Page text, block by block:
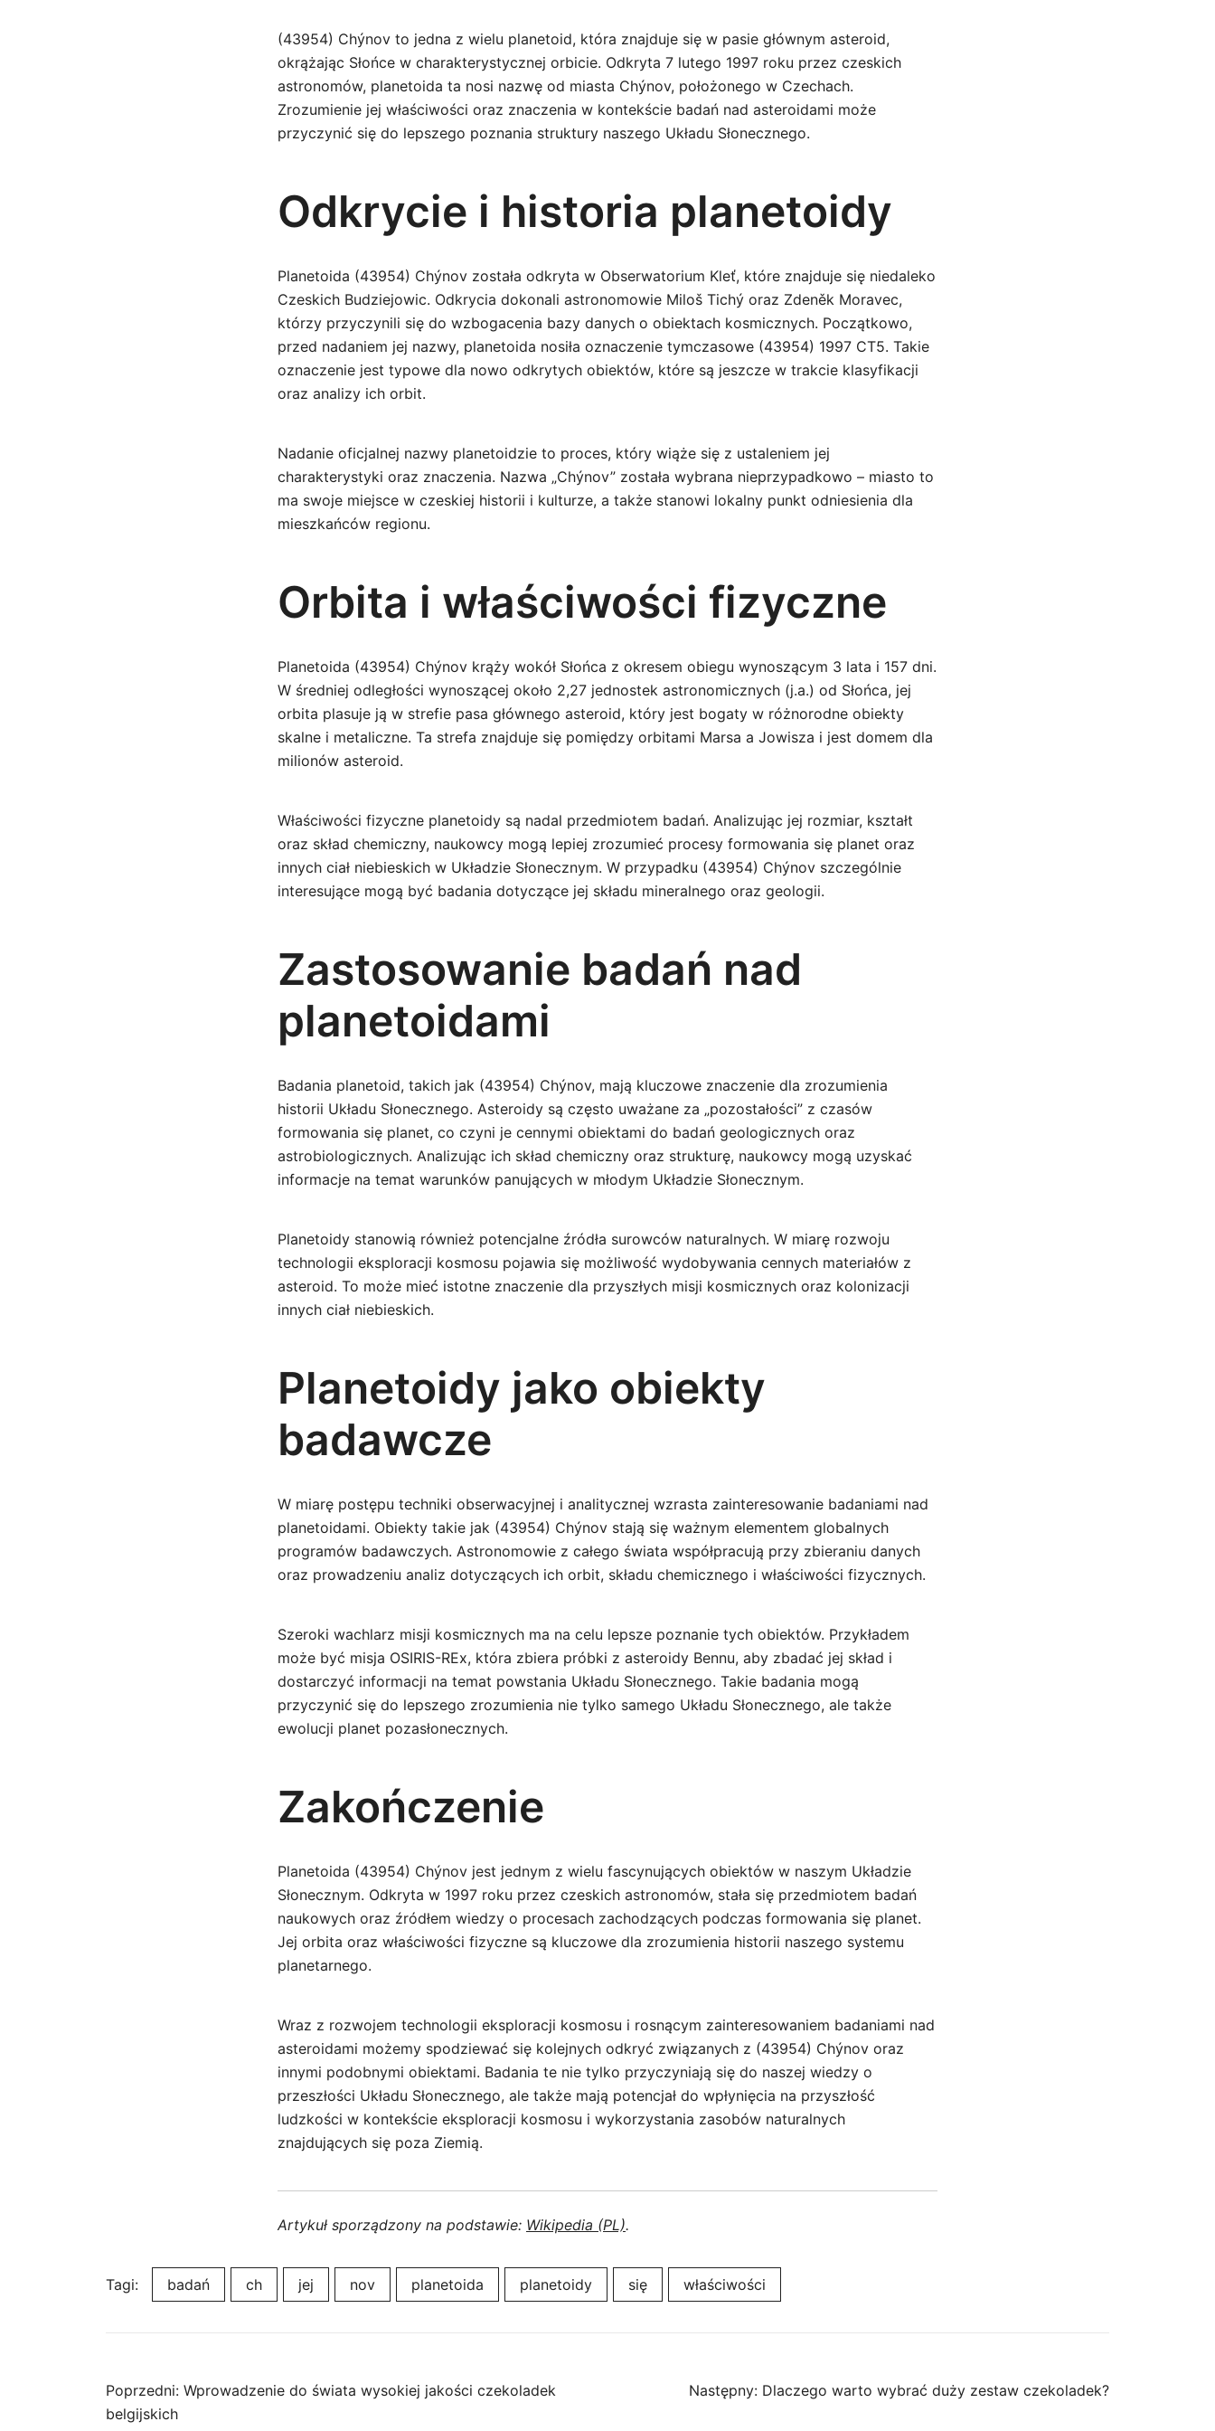
(43954) Chýnov to jedna z wielu planetoid, która znajduje się w pasie głównym asteroid,
okrążając Słońce w charakterystycznej orbicie. Odkryta 7 lutego 1997 roku przez czeskich
astronomów, planetoida ta nosi nazwę od miasta Chýnov, położonego w Czechach.
Zrozumienie jej właściwości oraz znaczenia w kontekście badań nad asteroidami może
przyczynić się do lepszego poznania struktury naszego Układu Słonecznego.
Odkrycie i historia planetoidy
Planetoida (43954) Chýnov została odkryta w Obserwatorium Kleť, które znajduje się niedaleko
Czeskich Budziejowic. Odkrycia dokonali astronomowie Miloš Tichý oraz Zdeněk Moravec,
którzy przyczynili się do wzbogacenia bazy danych o obiektach kosmicznych. Początkowo,
przed nadaniem jej nazwy, planetoida nosiła oznaczenie tymczasowe (43954) 1997 CT5. Takie
oznaczenie jest typowe dla nowo odkrytych obiektów, które są jeszcze w trakcie klasyfikacji
oraz analizy ich orbit.
Nadanie oficjalnej nazwy planetoidzie to proces, który wiąże się z ustaleniem jej
charakterystyki oraz znaczenia. Nazwa „Chýnov” została wybrana nieprzypadkowo – miasto to
ma swoje miejsce w czeskiej historii i kulturze, a także stanowi lokalny punkt odniesienia dla
mieszkańców regionu.
Orbita i właściwości fizyczne
Planetoida (43954) Chýnov krąży wokół Słońca z okresem obiegu wynoszącym 3 lata i 157 dni.
W średniej odległości wynoszącej około 2,27 jednostek astronomicznych (j.a.) od Słońca, jej
orbita plasuje ją w strefie pasa głównego asteroid, który jest bogaty w różnorodne obiekty
skalne i metaliczne. Ta strefa znajduje się pomiędzy orbitami Marsa a Jowisza i jest domem dla
milionów asteroid.
Właściwości fizyczne planetoidy są nadal przedmiotem badań. Analizując jej rozmiar, kształt
oraz skład chemiczny, naukowcy mogą lepiej zrozumieć procesy formowania się planet oraz
innych ciał niebieskich w Układzie Słonecznym. W przypadku (43954) Chýnov szczególnie
interesujące mogą być badania dotyczące jej składu mineralnego oraz geologii.
Zastosowanie badań nad
planetoidami
Badania planetoid, takich jak (43954) Chýnov, mają kluczowe znaczenie dla zrozumienia
historii Układu Słonecznego. Asteroidy są często uważane za „pozostałości” z czasów
formowania się planet, co czyni je cennymi obiektami do badań geologicznych oraz
astrobiologicznych. Analizując ich skład chemiczny oraz strukturę, naukowcy mogą uzyskać
informacje na temat warunków panujących w młodym Układzie Słonecznym.
Planetoidy stanowią również potencjalne źródła surowców naturalnych. W miarę rozwoju
technologii eksploracji kosmosu pojawia się możliwość wydobywania cennych materiałów z
asteroid. To może mieć istotne znaczenie dla przyszłych misji kosmicznych oraz kolonizacji
innych ciał niebieskich.
Planetoidy jako obiekty
badawcze
W miarę postępu techniki obserwacyjnej i analitycznej wzrasta zainteresowanie badaniami nad
planetoidami. Obiekty takie jak (43954) Chýnov stają się ważnym elementem globalnych
programów badawczych. Astronomowie z całego świata współpracują przy zbieraniu danych
oraz prowadzeniu analiz dotyczących ich orbit, składu chemicznego i właściwości fizycznych.
Szeroki wachlarz misji kosmicznych ma na celu lepsze poznanie tych obiektów. Przykładem
może być misja OSIRIS-REx, która zbiera próbki z asteroidy Bennu, aby zbadać jej skład i
dostarczyć informacji na temat powstania Układu Słonecznego. Takie badania mogą
przyczynić się do lepszego zrozumienia nie tylko samego Układu Słonecznego, ale także
ewolucji planet pozasłonecznych.
Zakończenie
Planetoida (43954) Chýnov jest jednym z wielu fascynujących obiektów w naszym Układzie
Słonecznym. Odkryta w 1997 roku przez czeskich astronomów, stała się przedmiotem badań
naukowych oraz źródłem wiedzy o procesach zachodzących podczas formowania się planet.
Jej orbita oraz właściwości fizyczne są kluczowe dla zrozumienia historii naszego systemu
planetarnego.
Wraz z rozwojem technologii eksploracji kosmosu i rosnącym zainteresowaniem badaniami nad
asteroidami możemy spodziewać się kolejnych odkryć związanych z (43954) Chýnov oraz
innymi podobnymi obiektami. Badania te nie tylko przyczyniają się do naszej wiedzy o
przeszłości Układu Słonecznego, ale także mają potencjał do wpłynięcia na przyszłość
ludzkości w kontekście eksploracji kosmosu i wykorzystania zasobów naturalnych
znajdujących się poza Ziemią.
Artykuł sporządzony na podstawie: Wikipedia (PL).
Tagi: badań ch jej nov planetoida planetoidy się właściwości
Nawigacja
Poprzedni: Wprowadzenie do świata wysokiej jakości czekoladek
belgijskich
Następny: Dlaczego warto wybrać duży zestaw czekoladek?